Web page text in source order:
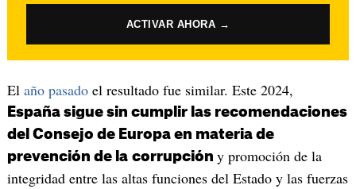
ACTIVAR AHORA →
El año pasadoel resultado fue similar. Este 2024,
España sigue sin cumplir las recomendaciones
del Consejo de Europa en materia de
prevención de la corrupción y promoción de la
integridad entre las altas funciones del Estado y las fuerzas